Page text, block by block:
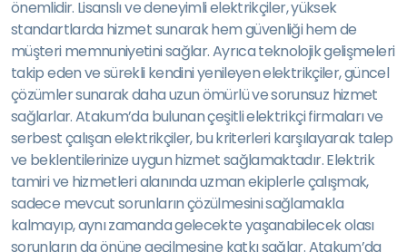
önemlidir. Lisanslı ve deneyimli elektrikçiler, yüksek
standartlarda hizmet sunarak hem güvenliği hem de
müşteri memnuniyetini sağlar. Ayrıca teknolojik gelişmeleri
takip eden ve sürekli kendini yenileyen elektrikçiler, güncel
çözümler sunarak daha uzun ömürlü ve sorunsuz hizmet
sağlarlar. Atakum’da bulunan çeşitli elektrikçi firmaları ve
serbest çalışan elektrikçiler, bu kriterleri karşılayarak talep
ve beklentilerinize uygun hizmet sağlamaktadır. Elektrik
tamiri ve hizmetleri alanında uzman ekiplerle çalışmak,
sadece mevcut sorunların çözülmesini sağlamakla
kalmayıp, aynı zamanda gelecekte yaşanabilecek olası
sorunların da önüne geçilmesine katkı sağlar. Atakum’da